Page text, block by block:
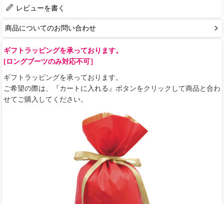
レビューを書く
商品についてのお問い合わせ
ギフトラッピングを承っております。
[ロングブーツのみ対応不可］
ギフトラッピングを承っております。
ご希望の際は、『カートに入れる』ボタンをクリックして商品と合わ
せてご購入してください。